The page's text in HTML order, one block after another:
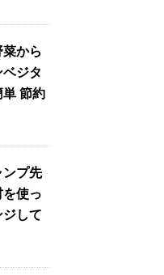
菜から
ジタ
単 節約
ンプ先
使っ
して